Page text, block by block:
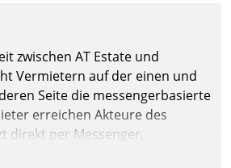
zwischen AT Estate und
Vermietern auf der einen und
Seite die messengerbasierte
erreichen Akteure des
direkt per Messenger,
empfangen oder